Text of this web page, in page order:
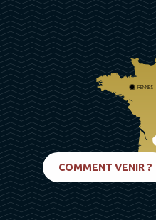
RENNES
COMMENT VENIR ?